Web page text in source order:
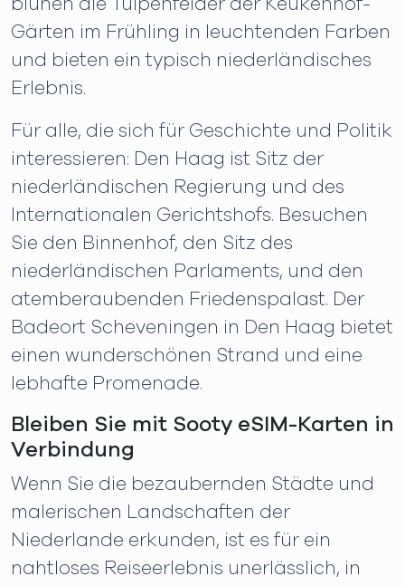
blühen die Tulpenfelder der Keukenhof-
Gärten im Frühling in leuchtenden Farben
und bieten ein typisch niederländisches
Erlebnis.
Für alle, die sich für Geschichte und Politik
interessieren: Den Haag ist Sitz der
niederländischen Regierung und des
Internationalen Gerichtshofs. Besuchen
Sie den Binnenhof, den Sitz des
niederländischen Parlaments, und den
atemberaubenden Friedenspalast. Der
Badeort Scheveningen in Den Haag bietet
einen wunderschönen Strand und eine
lebhafte Promenade.
Bleiben Sie mit Sooty eSIM-Karten in
Verbindung
Wenn Sie die bezaubernden Städte und
malerischen Landschaften der
Niederlande erkunden, ist es für ein
nahtloses Reiseerlebnis unerlässlich, in